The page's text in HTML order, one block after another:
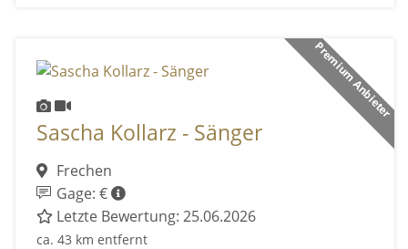
Premium Anbieter
Sascha Kollarz - Sänger
Frechen
Gage: €
Letzte Bewertung: 25.06.2026
ca. 43 km entfernt